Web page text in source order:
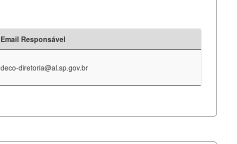
Email Responsável
deco-diretoria@al.sp.gov.br